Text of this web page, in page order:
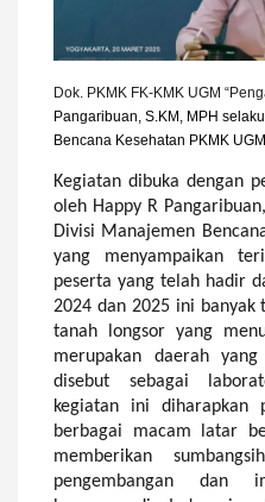
Dok. PKMK FK-KMK UGM
Pangaribuan, S.KM, MPH
Bencana Kesehatan PKMK UGM
Kegiatan dibuka dengan
oleh Happy R
Divisi Manajemen
yang menyampaikan
peserta yang telah hadir
2024 dan 2025 ini
tanah longsor yang
merupakan daerah
disebut sebagai
kegiatan ini diharapkan
berbagai macam latar
memberikan
pengembangan dan